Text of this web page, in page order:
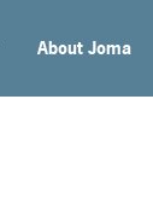
About Joma